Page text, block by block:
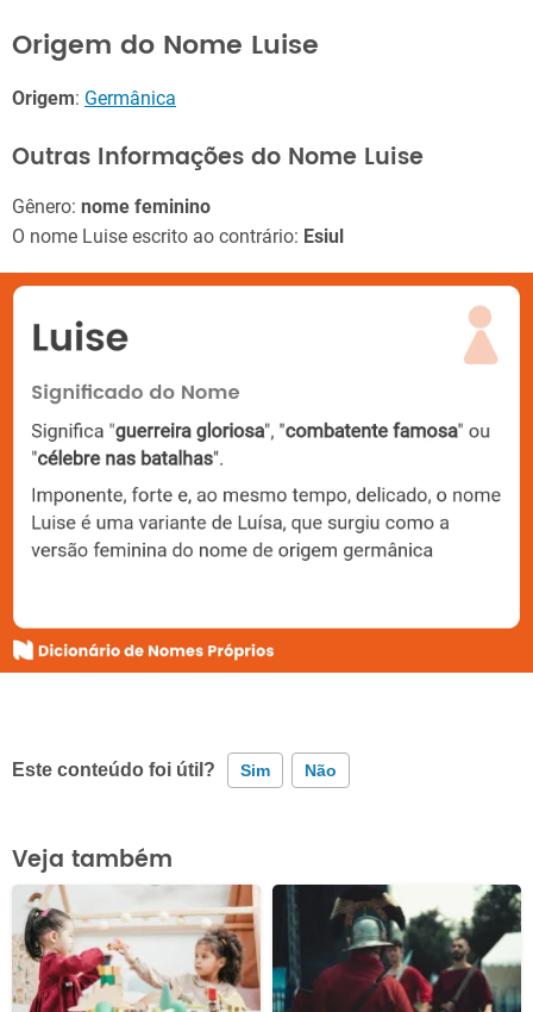
Origem do Nome Luise
Origem: Germânica
Outras Informações do Nome Luise
Gênero: nome feminino
O nome Luise escrito ao contrário: Esiul
Este conteúdo foi útil? Sim Não
Este conteúdo contém informação incorreta
Este conteúdo não tem a informação que procuro
Outro
Veja também